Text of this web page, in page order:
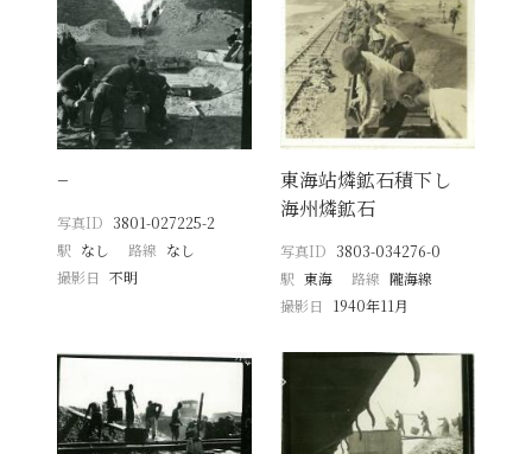
−
写真ID 3801-027225-2
駅 なし 路線 なし
撮影日
不明
東海站燐鉱石積下し
海州燐鉱石
写真ID 3803-034276-0
駅 東海 路線 隴海線
撮影日
1940年11月